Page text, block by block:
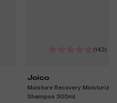
(143)
Joico
Moisture Recovery
Shampoo 300ml